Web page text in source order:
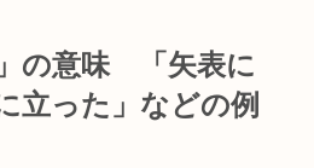
の意味 「矢表に
立った」などの例